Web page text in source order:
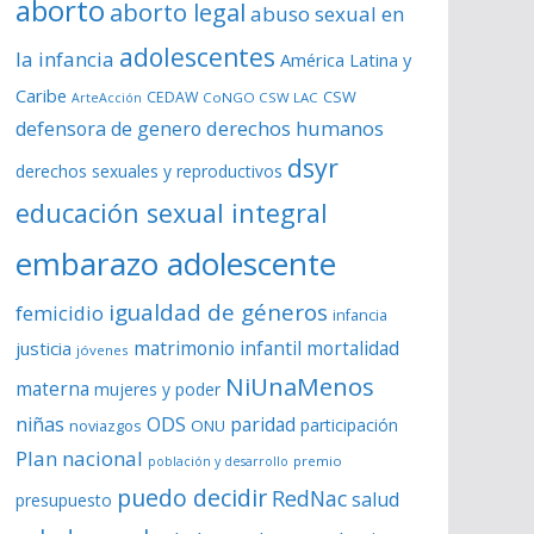
v
í
d
o
aborto aborto legal abuso sexual en
la infancia adolescentes América Latina y
Caribe ArteAcción CEDAW CoNGO CSW LAC CSW
defensora de genero derechos humanos
derechos sexuales y reproductivos dsyr
educación sexual integral
embarazo adolescente
femicidio igualdad de géneros infancia
justicia jóvenes matrimonio infantil mortalidad
materna mujeres y poder NiUnaMenos
niñas noviazgos ODS ONU paridad participación
Plan nacional población y desarrollo premio
presupuesto puedo decidir RedNacsalud